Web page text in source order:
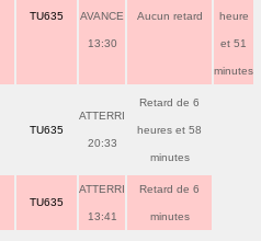
TU635 AVANCE
13:30
Aucun retard heure
et 51
minutes
TU635
ATTERRI
20:33
Retard de 6
heures et 58
minutes
TU635
ATTERRI
13:41
Retard de 6
minutes